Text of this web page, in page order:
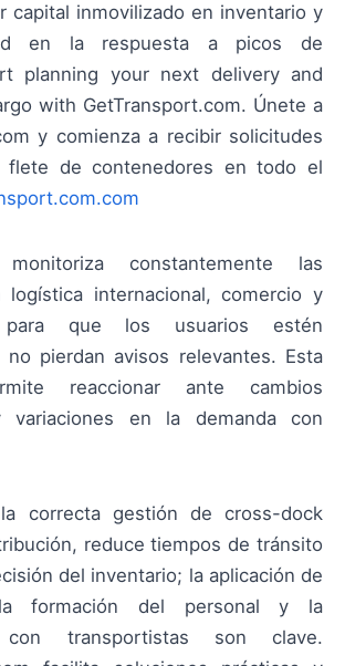
capital inmovilizado en inventario y
en la respuesta a picos de
planning your next delivery and
with GetTransport.com. Únete a
y comienza a recibir solicitudes
flete de contenedores en todo el
monitoriza constantemente las
logística internacional, comercio y
para que los usuarios estén
no pierdan avisos relevantes. Esta
reaccionar ante cambios
variaciones en la demanda con
correcta gestión de cross-dock
reduce tiempos de tránsito
del inventario; la aplicación de
la formación del personal y la
con transportistas son clave.